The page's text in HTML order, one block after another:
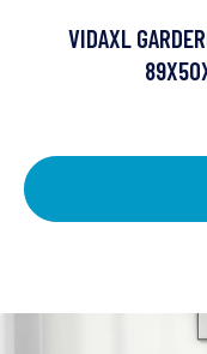
VIDAXL